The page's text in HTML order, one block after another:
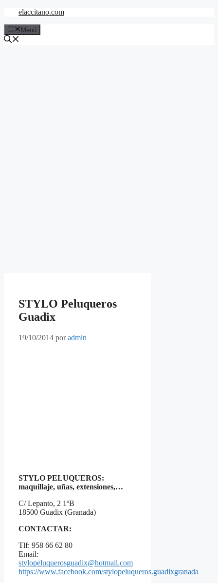
Saltar
contenido
elaccitano.com
Menú
STYLO Peluqueros
Guadix
19/10/2014 poradmin
STYLO PELUQUEROS:
maquillaje, uñas, extensiones,…
C/ Lepanto, 2 1ºB
18500 Guadix (Granada)
CONTACTAR:
Tlf: 958 66 62 80
Email:
stylopeluquerosguadix@hotmail.com
https://www.facebook.com/stylopeluqueros.guadixgranada